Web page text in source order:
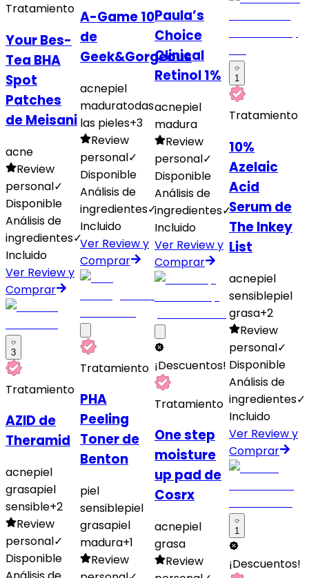
Tratamiento
Your Bes-
Tea BHA
Spot
Patches
de Meisani
acne
Review
personal✓
Disponible
Análisis de
ingredientes✓
Incluido
Ver Review y
Comprar
3
Tratamiento
AZID de
Theramid
acnepiel
grasapiel
sensible+2
Review
personal✓
Disponible
A-Game 10
de
Geek&Gorgeous
acnepiel
maduratodas
las pieles+3
Review
personal✓
Disponible
Análisis de
ingredientes✓
Incluido
Ver Review y
Comprar
Tratamiento
PHA
Peeling
Toner de
Benton
piel
sensiblepiel
grasapiel
madura+1
Review
Paula’s
Choice
Clinical
Retinol 1%
acnepiel
madura
Review
personal✓
Disponible
Análisis de
ingredientes✓
Incluido
Ver Review y
Comprar
¡Descuentos!
Tratamiento
One step
moisture
up pad de
Cosrx
acnepiel
grasa
Review
1
Tratamiento
10%
Azelaic
Acid
Serum de
The Inkey
List
acnepiel
sensiblepiel
grasa+2
Review
personal✓
Disponible
Análisis de
ingredientes✓
Incluido
Ver Review y
Comprar
1
¡Descuentos!